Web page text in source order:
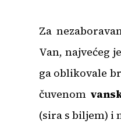
Za
Van, najvećeg
ga oblikovale
čuvenom
(sira s biljem) i